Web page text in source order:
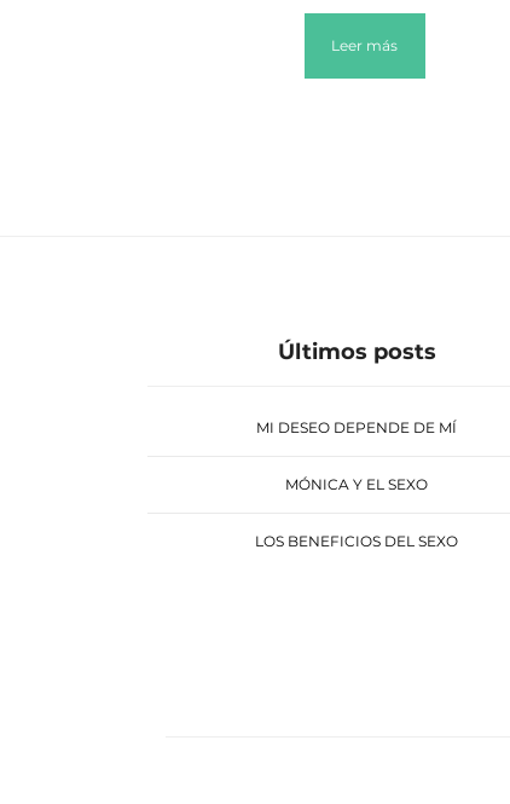
Leer más
Últimos posts
MI DESEO DEPENDE DE MÍ
MÓNICA Y EL SEXO
LOS BENEFICIOS DEL SEXO